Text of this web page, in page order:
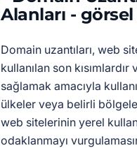
Domain uzantıları, web
kullanılan son
sağlamak amacıyla
ülkeler veya belirli
web sitelerinin yerel
odaklanmayı